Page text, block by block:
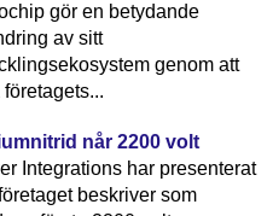
gör en betydande
av sitt
genom att
når 2200 volt
Integrations har presenterat
beskriver som